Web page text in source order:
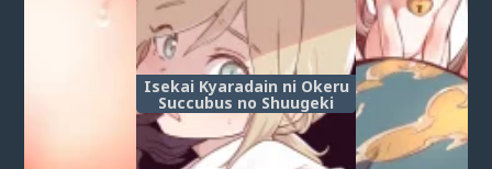
Isekai Kyaradain ni Okeru
Succubus no Shuugeki